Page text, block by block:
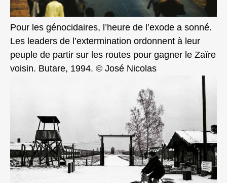
Pour les génocidaires, l’heure de l’exode a sonné.
Les leaders de l’extermination ordonnent à leur
peuple de partir sur les routes pour gagner le Zaïre
voisin. Butare, 1994. © José Nicolas